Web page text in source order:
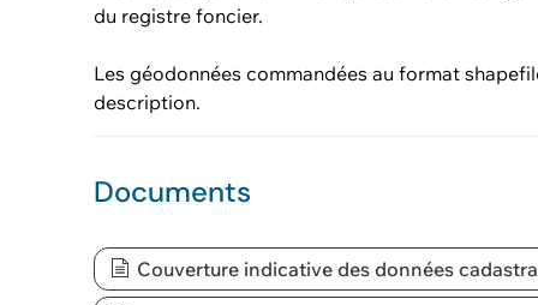
du registre foncier.
Les géodonnées commandées au format
description.
Documents
Couverture indicative des données